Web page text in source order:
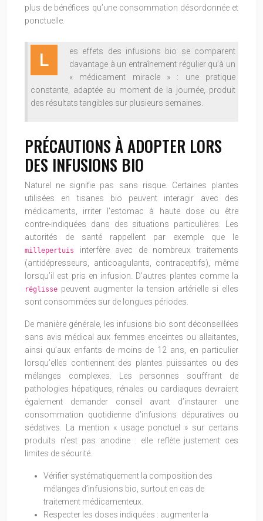
plus de bénéfices qu’une consommation désordonnée et
ponctuelle.
L
es effets des infusions bio se comparent
davantage à un entraînement régulier qu’à un
« médicament miracle » : une pratique
constante, adaptée au moment de la journée, produit
des résultats tangibles sur plusieurs semaines.
PRÉCAUTIONS À ADOPTER LORS
DES INFUSIONS BIO
Naturel ne signifie pas sans risque. Certaines plantes
utilisées en tisanes bio peuvent interagir avec des
médicaments, irriter l’estomac à haute dose ou être
contre-indiquées dans des situations particulières. Les
autorités de santé rappellent par exemple que le
millepertuis
interfère avec de nombreux traitements
(antidépresseurs, anticoagulants, contraceptifs), même
lorsqu’il est pris en infusion. D’autres plantes comme la
réglisse peuvent augmenter la tension artérielle si elles
sont consommées sur de longues périodes.
De manière générale, les infusions bio sont déconseillées
sans avis médical aux femmes enceintes ou allaitantes,
ainsi qu’aux enfants de moins de 12 ans, en particulier
lorsqu’elles contiennent des plantes puissantes ou des
mélanges complexes. Les personnes souffrant de
pathologies hépatiques, rénales ou cardiaques devraient
également demander conseil avant d’instaurer une
consommation quotidienne d’infusions dépuratives ou
sédatives. La mention « usage ponctuel » sur certains
produits n’est pas anodine : elle reflète justement ces
limites de sécurité.
Vérifier systématiquement la composition des
mélanges d’infusions bio, surtout en cas de
traitement médicamenteux.
Respecter les doses indiquées : augmenter la